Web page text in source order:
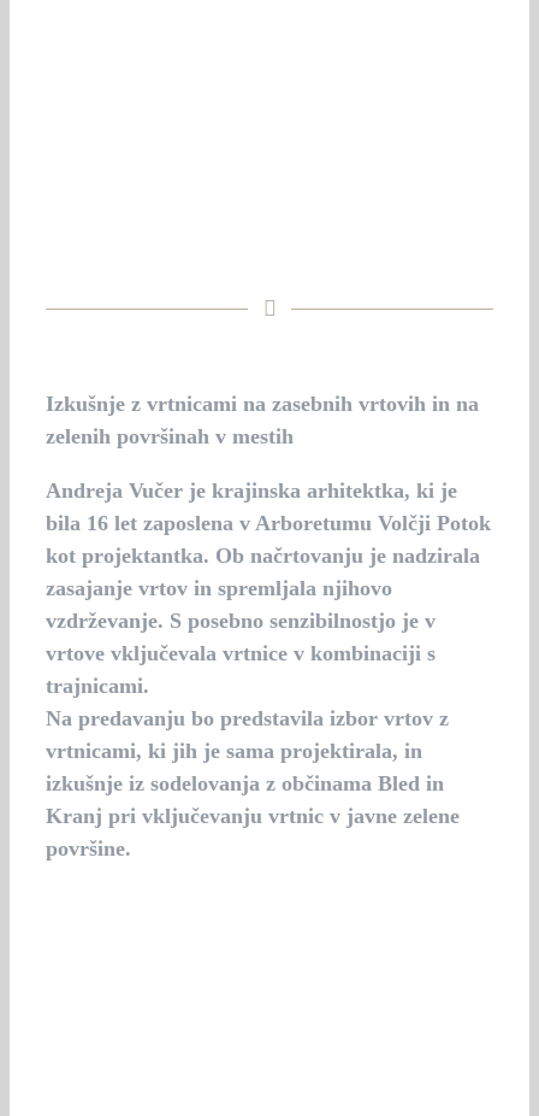
Izkušnje z vrtnicami na zasebnih vrtovih in na
zelenih površinah v mestih
Andreja Vučerje krajinska arhitektka, ki je
bila 16 let zaposlena v Arboretumu Volčji Potok
kot projektantka. Ob načrtovanju je nadzirala
zasajanje vrtov in spremljala njihovo
vzdrževanje. S posebno senzibilnostjo je v
vrtove vključevala vrtnice v kombinaciji s
trajnicami.
Na predavanju bo predstavila izbor vrtov z
vrtnicami, ki jih je sama projektirala, in
izkušnje iz sodelovanja z občinama Bled in
Kranj pri vključevanju vrtnic v javne zelene
površine.